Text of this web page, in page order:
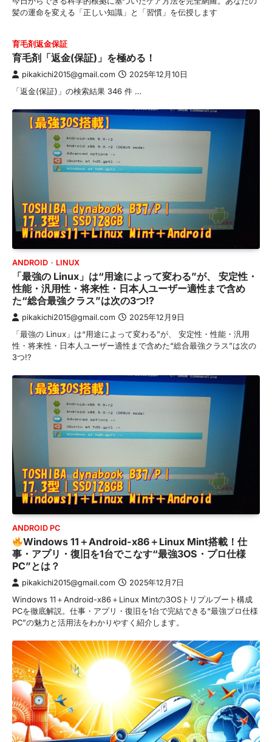
髪の運命を変える「正しい知識」と「習慣」を伝授します
育毛剤返金保証
育毛剤「返金(保証)」を極める！
pikakichi2015@gmail.com 2025年12月10日
「返金(保証)」の検索結果 346 件 …
ANDROID LINUX
「最強の Linux」は“用途によって変わる”が、 安定性・
性能・汎用性・将来性・日本人ユーザー適性まで含め
た“総合最強クラス”は次の3つ!?
pikakichi2015@gmail.com 2025年12月9日
「最強の Linux」は“用途によって変わる”が、 安定性・性能・汎用
性・将来性・日本人ユーザー適性まで含めた“総合最強クラス”は次の
3つ!?
ANDROID PC
Windows 11＋Android-x86＋Linux Mint搭載！仕
事・アプリ・復旧を1台でこなす“最強3OS・プロ仕様
PC”とは？
pikakichi2015@gmail.com 2025年12月7日
Windows 11＋Android-x86＋Linux Mintの3OSトリプルブート構成
PCを徹底解説。仕事・アプリ・復旧を1台で完結できる“最強プロ仕様
PC”の魅力と活用法をわかりやすく紹介します。